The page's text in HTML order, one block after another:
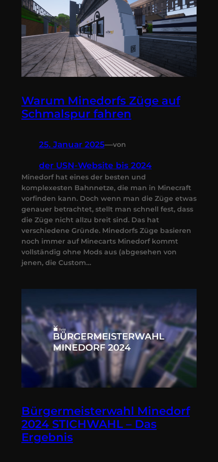
Warum Minedorfs Züge auf
Schmalspur fahren
25. Januar 2025—von
der USN-Website bis 2024
Minedorf hat eines der besten und
komplexesten Bahnnetze, die man in Minecraft
vorfinden kann. Doch wenn man die Züge etwas
genauer betrachtet, stellt man schnell fest, dass
die Züge nicht allzu breit sind. Das hat
verschiedene Gründe. Minedorfs Züge basieren
noch immer auf Minecarts Minedorf kommt
vollständig ohne Mods aus (abgesehen von
jenen, die Custom…
Bürgermeisterwahl Minedorf
2024 STICHWAHL – Das
Ergebnis